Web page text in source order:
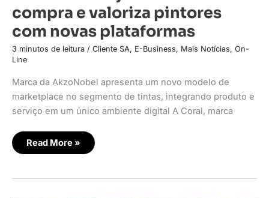
compra e valoriza pintores
com novas plataformas
3 minutos de leitura / Cliente SA, E-Business, Mais Notícias, On-
Line
Marca da AkzoNobel apresenta um novo modelo de
marketplace no segmento de tintas, integrando produto e
serviço em um único ambiente digital A Coral, marca
Read More »